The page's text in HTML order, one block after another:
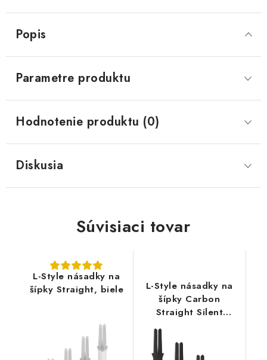
Popis
Parametre produktu
Hodnotenie produktu (0)
Diskusia
Súvisiaci tovar
L-Style násadky na
šípky Straight, biele
L-Style násadky na
šípky Carbon
Straight Silent
otočné, čierne